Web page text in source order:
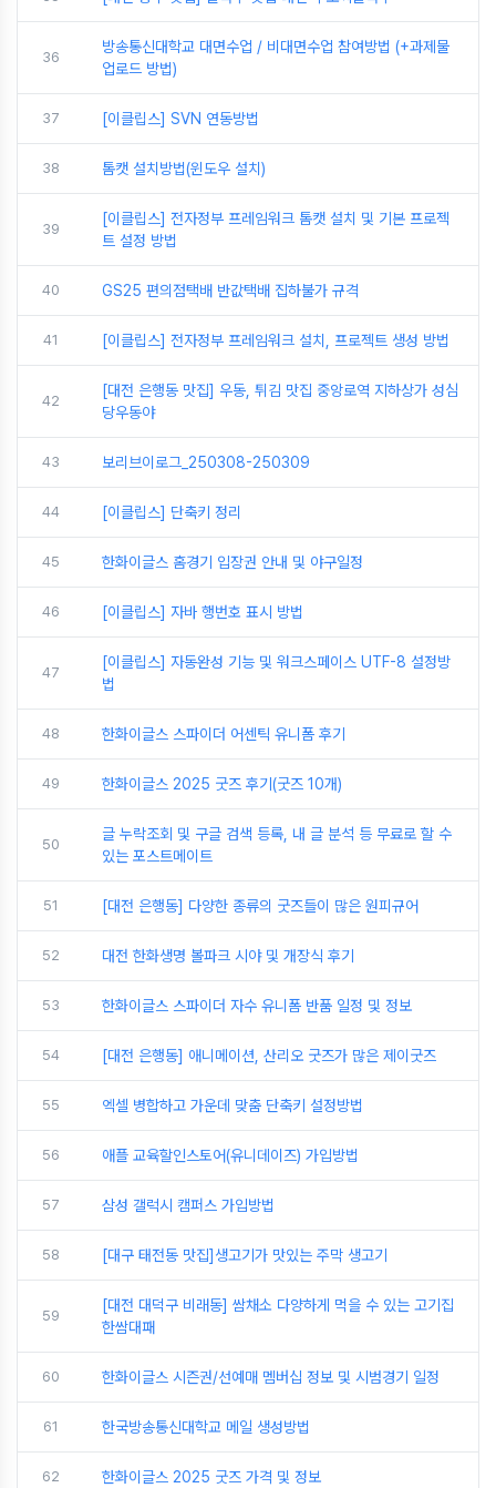
36
방송통신대학교 대면수업 / 비대면수업 참여방법 (+과제물
업로드 방법)
37 [이클립스] SVN 연동방법
38 톰캣 설치방법(윈도우 설치)
39
[이클립스] 전자정부 프레임워크 톰캣 설치 및 기본 프로젝
트 설정 방법
40 GS25 편의점택배 반값택배 집하불가 규격
41 [이클립스] 전자정부 프레임워크 설치, 프로젝트 생성 방법
42
[대전 은행동 맛집] 우동, 튀김 맛집 중앙로역 지하상가 성심
당우동야
43 보리브이로그_250308-250309
44 [이클립스] 단축키 정리
45 한화이글스 홈경기 입장권 안내 및 야구일정
46 [이클립스] 자바 행번호 표시 방법
47
[이클립스] 자동완성 기능 및 워크스페이스 UTF-8 설정방
법
48 한화이글스 스파이더 어센틱 유니폼 후기
49 한화이글스 2025 굿즈 후기(굿즈 10개)
50
글 누락조회 및 구글 검색 등록, 내 글 분석 등 무료로 할 수
있는 포스트메이트
51 [대전 은행동] 다양한 종류의 굿즈들이 많은 원피규어
52 대전 한화생명 볼파크 시야 및 개장식 후기
53 한화이글스 스파이더 자수 유니폼 반품 일정 및 정보
54 [대전 은행동] 애니메이션, 산리오 굿즈가 많은 제이굿즈
55 엑셀 병합하고 가운데 맞춤 단축키 설정방법
56 애플 교육할인스토어(유니데이즈) 가입방법
57 삼성 갤럭시 캠퍼스 가입방법
58 [대구 태전동 맛집]생고기가 맛있는 주막 생고기
59
[대전 대덕구 비래동] 쌈채소 다양하게 먹을 수 있는 고기집
한쌈대패
60 한화이글스 시즌권/선예매 멤버십 정보 및 시범경기 일정
61 한국방송통신대학교 메일 생성방법
62 한화이글스 2025 굿즈 가격 및 정보